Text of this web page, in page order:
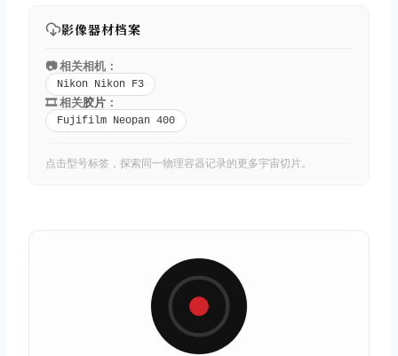
影像器材档案
📷 相关相机：
Nikon Nikon F3
🎞️ 相关胶片 ：
Fujifilm Neopan 400
点击型号标签，探索同一物理容器记录的更多宇宙切片。